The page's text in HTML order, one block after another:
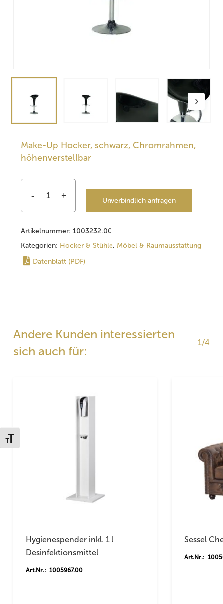
Schrift vergrößern
Make-Up Hocker, schwarz, Chromrahmen,
höhenverstellbar
Unverbindlich anfragen
Artikelnummer: 1003232.00
Kategorien: Hocker & Stühle, Möbel & Raumausstattung
Datenblatt (PDF)
Andere Kunden interessierten
sich auch für:
1/4
Hygienespender inkl. 1 l
Desinfektionsmittel
Art.Nr.: 1005967.00
Sessel
Art.Nr.: